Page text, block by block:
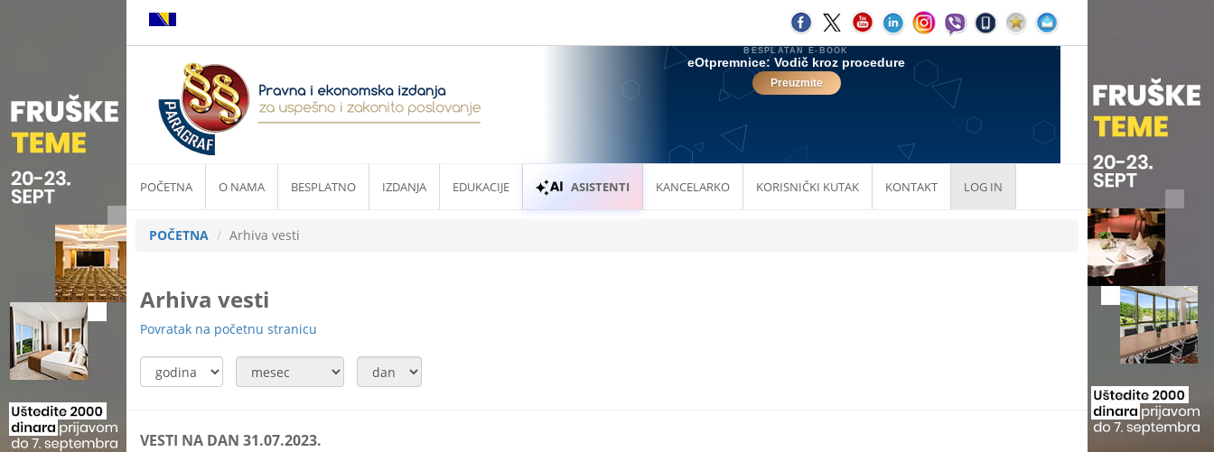
POČETNA O NAMA BESPLATNO IZDANJA EDUKACIJE ASISTENTI KANCELARKO KORISNIČKI KUTAK KONTAKT LOG IN
POČETNA Arhiva vesti
Arhiva vesti
Povratak na početnu stranicu
VESTI NA DAN 31.07.2023.